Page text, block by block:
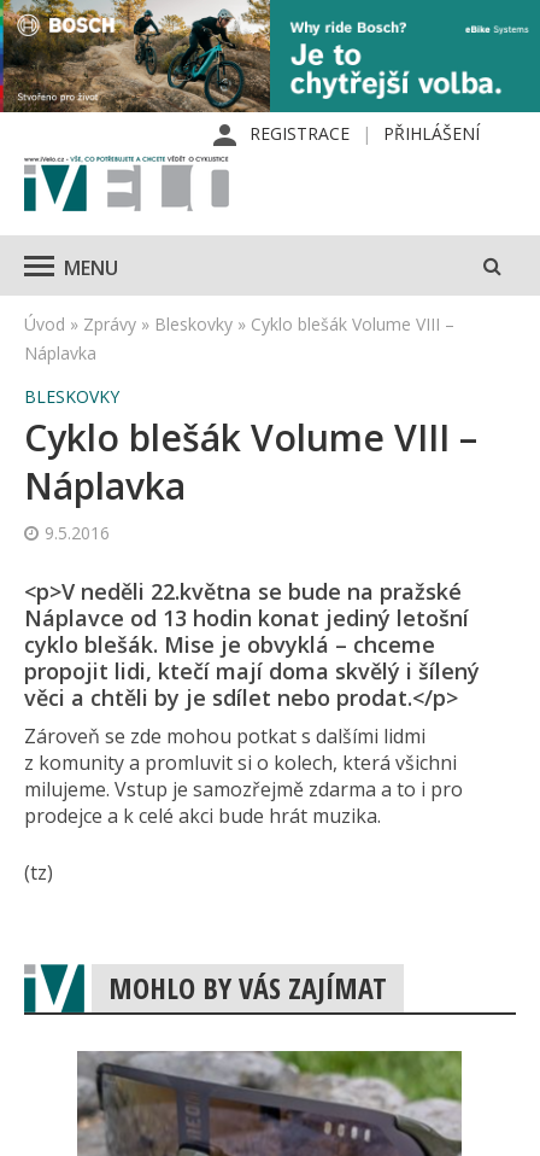
REGISTRACE PŘIHLÁŠENÍ
MENU
Úvod » Zprávy » Bleskovky » Cyklo blešák Volume VIII –
Náplavka
BLESKOVKY
Cyklo blešák Volume VIII –
Náplavka
9.5.2016
<p>V neděli 22.května se bude na pražské
Náplavce od 13 hodin konat jediný letošní
cyklo blešák. Mise je obvyklá – chceme
propojit lidi, ktečí mají doma skvělý i šílený
věci a chtěli by je sdílet nebo prodat.</p>
Zároveň se zde mohou potkat s dalšími lidmi
z komunity a promluvit si o kolech, která všichni
milujeme. Vstup je samozřejmě zdarma a to i pro
prodejce a k celé akci bude hrát muzika.
(tz)
MOHLO BY VÁS ZAJÍMAT